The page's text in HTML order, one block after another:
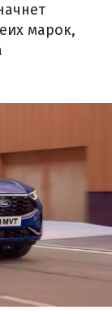
марок,